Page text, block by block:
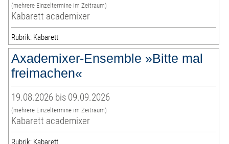
(mehrere Einzeltermine im Zeitraum)
Kabarett academixer
Rubrik: Kabarett
Axademixer-Ensemble »Bitte mal
freimachen«
19.08.2026 bis 09.09.2026
(mehrere Einzeltermine im Zeitraum)
Kabarett academixer
Rubrik: Kabarett